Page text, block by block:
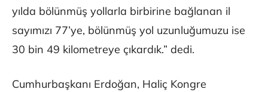
yılda bölünmüş yollarla birbirine bağlanan il
sayımızı 77’ye, bölünmüş yol uzunluğumuzu ise
30 bin 49 kilometreye çıkardık.” dedi.
Cumhurbaşkanı Erdoğan, Haliç Kongre